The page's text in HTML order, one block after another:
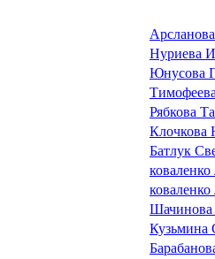
Нуриева
Юнусова
Рябкова
Клочкова
Батлук
Шачинова
Кузьмина